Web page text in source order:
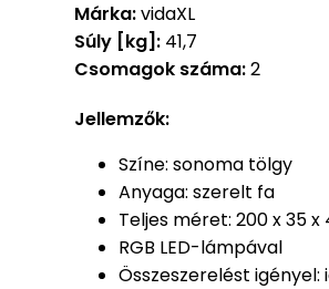
Márka:vidaXL
Súly [kg]: 41,7
Csomagok száma:2
Jellemzők:
Színe: sonoma tölgy
Anyaga: szerelt fa
Teljes méret: 200 x 35
RGB LED-lámpával
Összeszerelést igényel: